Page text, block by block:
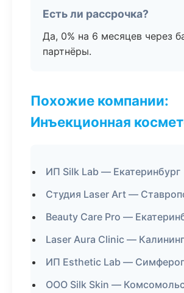
Есть ли рассрочка?
Да, 0% на 6 месяцев через
партнёры.
Похожие компании:
Инъекционная
ИП Silk Lab — Екатеринбург
Студия Laser Art —
Beauty Care Pro —
Laser Aura Clinic —
ИП Esthetic Lab —
ООО Silk Skin —